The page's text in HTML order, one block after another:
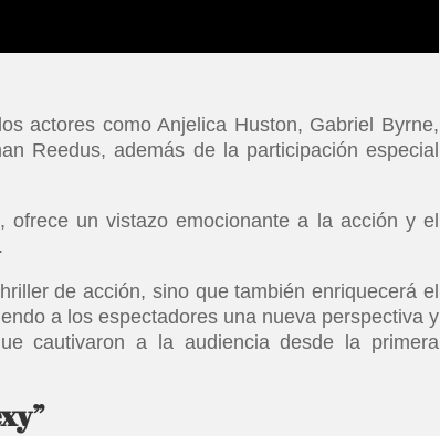
actores como Anjelica Huston, Gabriel Byrne,
Reedus, además de la participación especial
un vistazo emocionante a la acción y el
de acción, sino que también enriquecerá el
a los espectadores una nueva perspectiva y
cautivaron a la audiencia desde la primera